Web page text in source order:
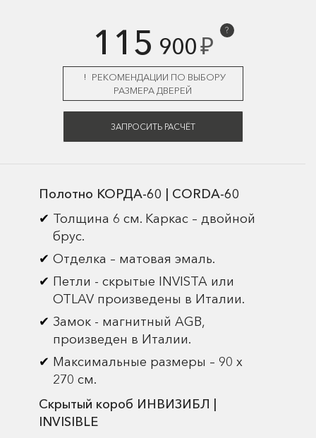
115 900₽
?
РЕКОМЕНДАЦИИ ПО ВЫБОРУ
РАЗМЕРА ДВЕРЕЙ
ЗАПРОСИТЬ РАСЧЁТ
Полотно КОРДА-60 | CORDA-60
Толщина 6 см. Каркас – двойной
брус.
Отделка – матовая эмаль.
Петли - скрытые INVISTA или
OTLAV произведены в Италии.
Замок - магнитный AGB,
произведен в Италии.
Максимальные размеры – 90 х
270 см.
Скрытый короб ИНВИЗИБЛ |
INVISIBLE